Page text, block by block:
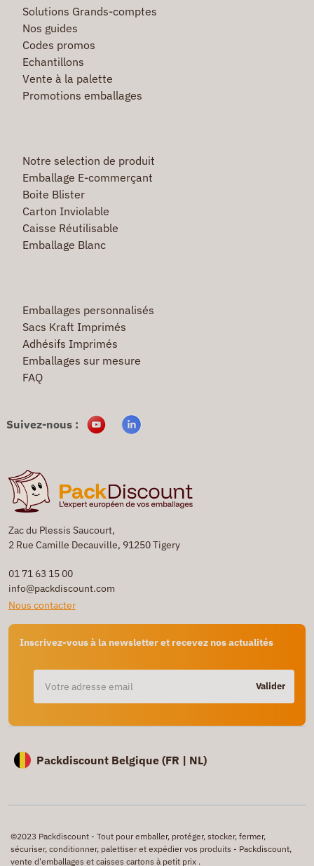
Zac du Plessis Saucourt,
2 Rue Camille Decauville, 91250 Tigery
01 71 63 15 00
info@packdiscount.com
Nous contacter
Inscrivez-vous à la newsletter et recevez nos actualités
Valider
Solutions Grands-comptes
Nos guides
Codes promos
Echantillons
Vente à la palette
Promotions emballages
Notre selection de produit
Emballage E-commerçant
Boite Blister
Carton Inviolable
Caisse Réutilisable
Emballage Blanc
Emballages personnalisés
Sacs Kraft Imprimés
Adhésifs Imprimés
Emballages sur mesure
FAQ
Suivez-nous :
Packdiscount Belgique (FR | NL)
©2023 Packdiscount - Tout pour emballer, protéger, stocker, fermer,
sécuriser, conditionner, palettiser et expédier vos produits - Packdiscount,
vente d'emballages et caisses cartons à petit prix .